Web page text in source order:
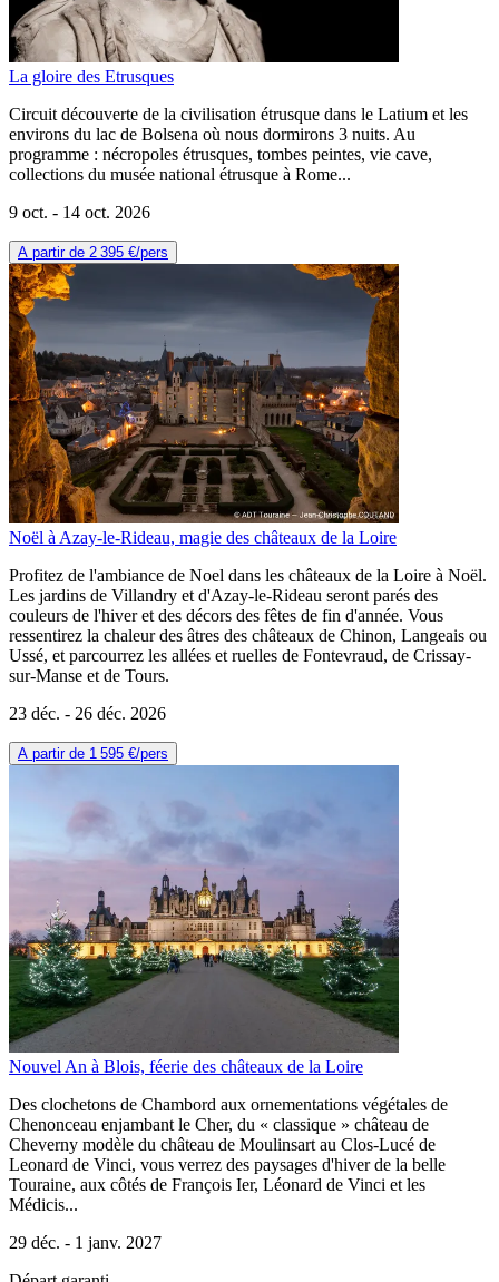
La gloire des Etrusques
Circuit découverte de la civilisation étrusque dans le Latium et les
environs du lac de Bolsena où nous dormirons 3 nuits. Au
programme : nécropoles étrusques, tombes peintes, vie cave,
collections du musée national étrusque à Rome...
9 oct. - 14 oct. 2026
A partir de 2 395 €/pers
Noël à Azay-le-Rideau, magie des châteaux de la Loire
Profitez de l'ambiance de Noel dans les châteaux de la Loire à Noël.
Les jardins de Villandry et d'Azay-le-Rideau seront parés des
couleurs de l'hiver et des décors des fêtes de fin d'année. Vous
ressentirez la chaleur des âtres des châteaux de Chinon, Langeais ou
Ussé, et parcourrez les allées et ruelles de Fontevraud, de Crissay-
sur-Manse et de Tours.
23 déc. - 26 déc. 2026
A partir de 1 595 €/pers
Nouvel An à Blois, féerie des châteaux de la Loire
Des clochetons de Chambord aux ornementations végétales de
Chenonceau enjambant le Cher, du « classique » château de
Cheverny modèle du château de Moulinsart au Clos-Lucé de
Leonard de Vinci, vous verrez des paysages d'hiver de la belle
Touraine, aux côtés de François Ier, Léonard de Vinci et les
Médicis...
29 déc. - 1 janv. 2027